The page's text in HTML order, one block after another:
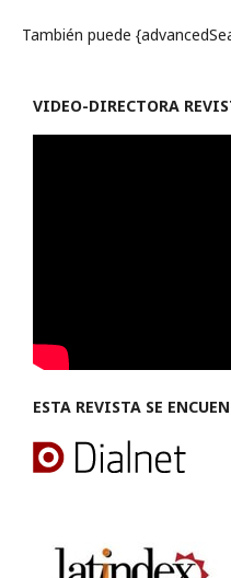
También puede
VIDEO-DIRECTORA
ESTA REVISTA SE